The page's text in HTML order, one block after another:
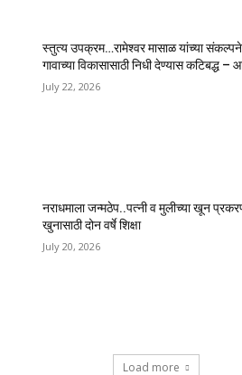
स्तुत्य उपक्रम…रामेश्वर मासाळ यांच्या
गावाच्या विकासासाठी निधी देण्यास कटिबद्ध
July 22, 2026
नराधमाला जन्मठेप..पत्नी व मुलीच्या खून
खुनासाठी दोन वर्षे शिक्षा
July 20, 2026
Load more